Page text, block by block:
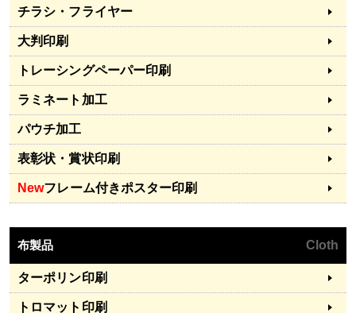
チラシ・フライヤー
大判印刷
トレーシングペーパー印刷
ラミネート加工
パウチ加工
表彰状・賞状印刷
Newフレーム付きポスター印刷
布製品 Cloth
ターポリン印刷
トロマット印刷